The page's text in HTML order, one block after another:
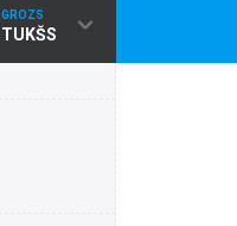
GROZS
TUKŠS